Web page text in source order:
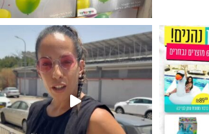
!! קיים